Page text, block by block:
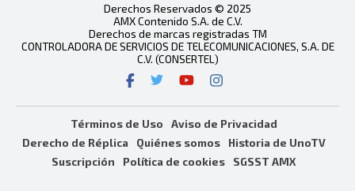
Derechos Reservados © 2025
AMX Contenido S.A. de C.V.
Derechos de marcas registradas TM
CONTROLADORA DE SERVICIOS DE TELECOMUNICACIONES, S.A. DE
C.V. (CONSERTEL)
Términos de Uso
Aviso de Privacidad
Derecho de Réplica
Quiénes somos
Historia de UnoTV
Suscripción
Política de cookies SGSST AMX